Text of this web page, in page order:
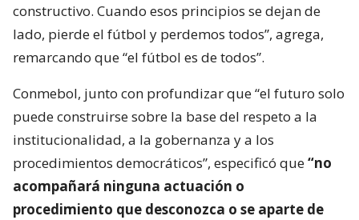
constructivo. Cuando esos principios se dejan de
lado, pierde el fútbol y perdemos todos”, agrega,
remarcando que “el fútbol es de todos”.
Conmebol, junto con profundizar que “el futuro solo
puede construirse sobre la base del respeto a la
institucionalidad, a la gobernanza y a los
procedimientos democráticos”, especificó que“no
acompañará ninguna actuación o
procedimiento que desconozca o se aparte de